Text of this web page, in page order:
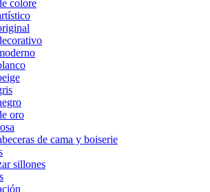
colore
oro
de cama y boiserie
sillones